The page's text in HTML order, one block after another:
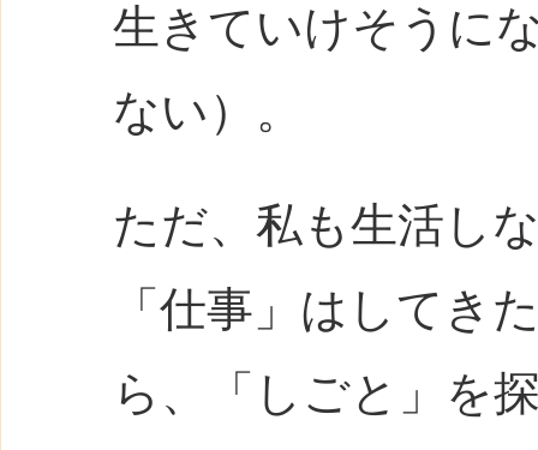
生きていけそうに
ない）。
ただ、私も生活し
「仕事」はしてき
ら、「しごと」を